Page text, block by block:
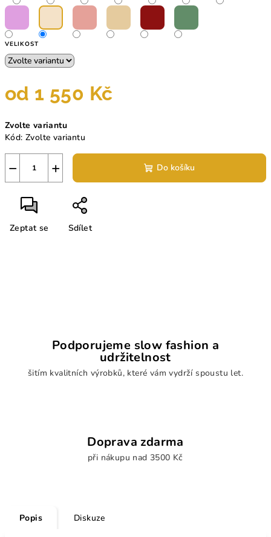
VELIKOST
od 1 550 Kč
cena:
Zvolte variantu
Kód: Zvolte variantu
+
− Do košíku
Zeptat se Sdílet
Podporujeme slow fashion a
udržitelnost
šitím kvalitních výrobků, které vám vydrží spoustu let.
Doprava zdarma
při nákupu nad 3500 Kč
Popis Diskuze